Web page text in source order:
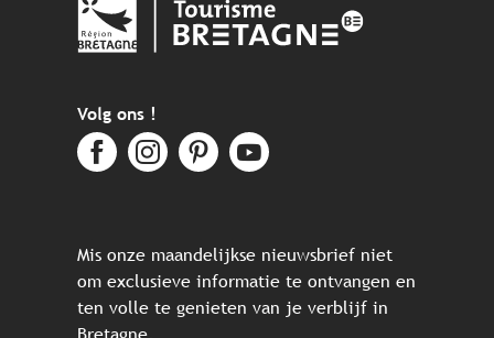
Volg ons !
Mis onze maandelijkse nieuwsbrief niet
om exclusieve informatie te ontvangen en
ten volle te genieten van je verblijf in